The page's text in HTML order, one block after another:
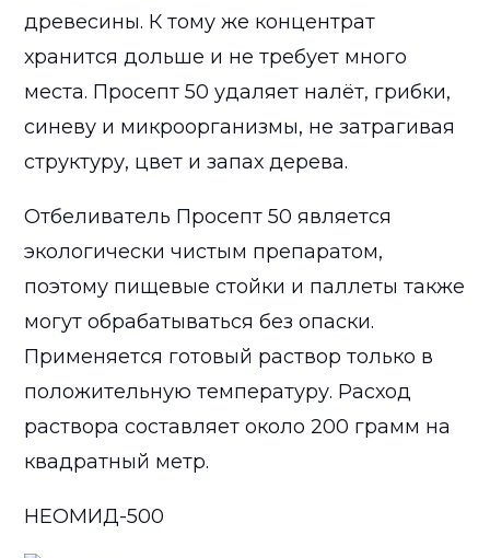
древесины. К тому же концентрат
хранится дольше и не требует много
места. Просепт 50 удаляет налёт, грибки,
синеву и микроорганизмы, не затрагивая
структуру, цвет и запах дерева.
Отбеливатель Просепт 50 является
экологически чистым препаратом,
поэтому пищевые стойки и паллеты также
могут обрабатываться без опаски.
Применяется готовый раствор только в
положительную температуру. Расход
раствора составляет около 200 грамм на
квадратный метр.
НЕОМИД-500